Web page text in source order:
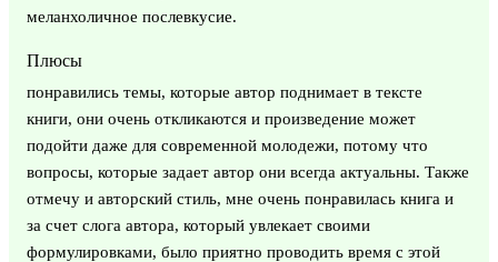
меланхоличное послевкусие.
Плюсы
понравились темы, которые автор поднимает в тексте
книги, они очень откликаются и произведение может
подойти даже для современной молодежи, потому что
вопросы, которые задает автор они всегда актуальны. Также
отмечу и авторский стиль, мне очень понравилась книга и
за счет слога автора, который увлекает своими
формулировками, было приятно проводить время с этой